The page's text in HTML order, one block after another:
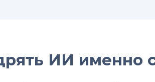
ИИ именно